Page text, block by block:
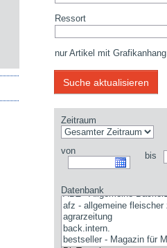
Ressort
nur Artikel mit Grafikanhang
Zeitraum
von bis
Datenbank